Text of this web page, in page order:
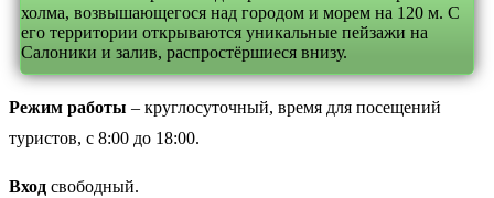
холма, возвышающегося над городом и морем на 120 м. С
его территории открываются уникальные пейзажи на
Салоники и залив, распростёршиеся внизу.
Режим работы – круглосуточный, время для посещений
туристов, с 8:00 до 18:00.
Вход свободный.